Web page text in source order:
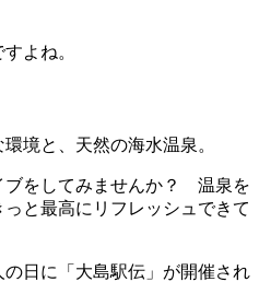
よね。
境と、天然の海水温泉。
ブをしてみませんか？ 温泉を
と最高にリフレッシュできて
日に「大島駅伝」が開催され